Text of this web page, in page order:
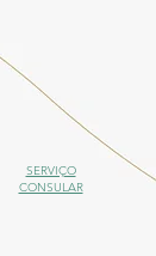
SERVIÇO
CONSULAR